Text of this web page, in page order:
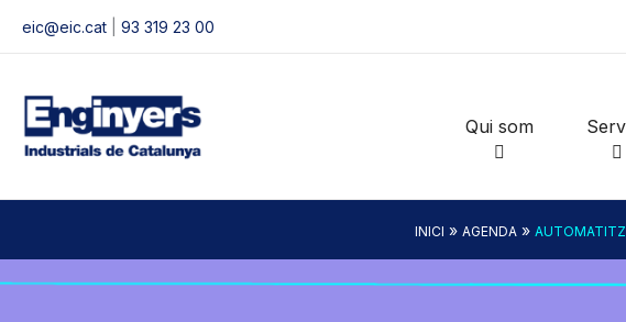
eic@eic.cat 93 319 23 00
Qui som
INICI » AGENDA »